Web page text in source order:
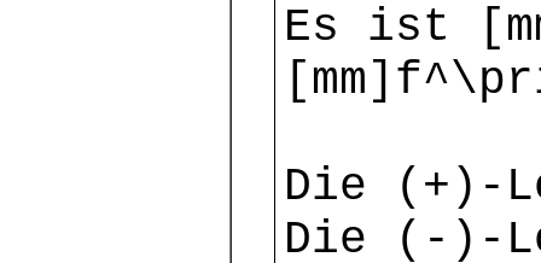
Es ist
Die (+)-
Die (-)-